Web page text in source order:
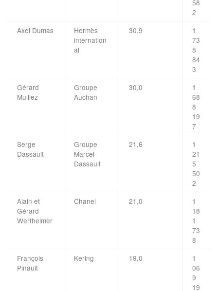
58
2
Axel Dumas
Hermès
internation
al
30,9
1
73
8
84
3
Gérard
Mulliez
Groupe
Auchan
30,0
1
68
8
19
7
Serge
Dassault
Groupe
Marcel
Dassault
21,6
1
21
5
50
2
Alain et
Gérard
Wertheimer
Chanel 21,0
1
18
1
73
8
François
Pinault
Kering 19,0
1
06
9
19